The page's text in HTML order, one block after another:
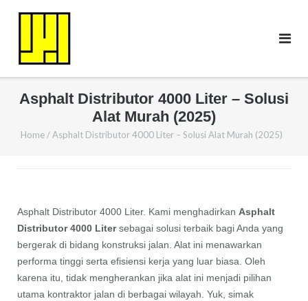
Asphalt Distributor 4000 Liter – Solusi
Alat Murah (2025)
Home / Asphalt Distributor 4000 Liter – Solusi Alat Murah (2025)
Asphalt Distributor 4000 Liter. Kami menghadirkan Asphalt
Distributor 4000 Litersebagai solusi terbaik bagi Anda yang
bergerak di bidang konstruksi jalan. Alat ini menawarkan
performa tinggi serta efisiensi kerja yang luar biasa. Oleh
karena itu, tidak mengherankan jika alat ini menjadi pilihan
utama kontraktor jalan di berbagai wilayah. Yuk, simak